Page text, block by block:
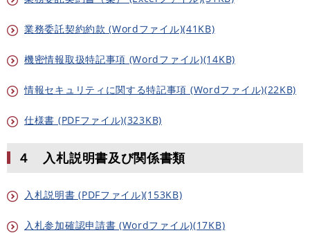
業務委託契約約款 (Wordファイル)(41KB)
機密情報取扱特記事項 (Wordファイル)(14KB)
情報セキュリティに関する特記事項 (Wordファイル)(22KB)
仕様書 (PDFファイル)(323KB)
４ 入札説明書及び関係書類
入札説明書 (PDFファイル)(153KB)
入札参加確認申請書 (Wordファイル)(17KB)